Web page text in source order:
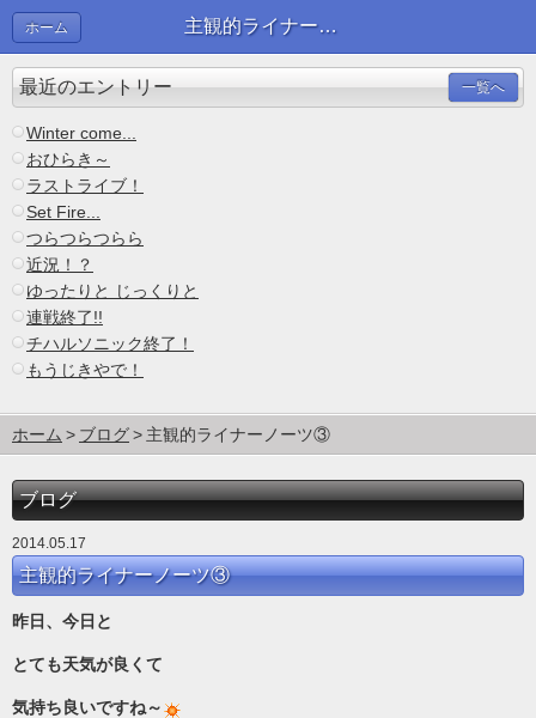
主観的ライナーノーツ③ | ブログ
ホーム
最近のエントリー 一覧へ
Winter come...
おひらき～
ラストライブ！
Set Fire...
つらつらつらら
近況！？
ゆったりと じっくりと
連戦終了!!
チハルソニック終了！
もうじきやで！
ホーム ブログ 主観的ライナーノーツ③
ブログ
2014.05.17
主観的ライナーノーツ③
昨日、今日と
とても天気が良くて
気持ち良いですね～